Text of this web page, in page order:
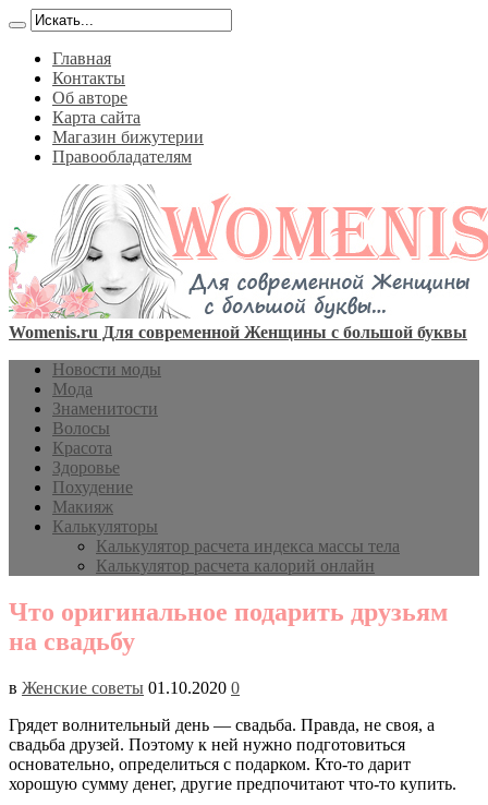
Главная
Контакты
Об авторе
Карта сайта
Магазин бижутерии
Правообладателям
Womenis.ru Для современной Женщины с большой буквы
Новости моды
Мода
Знаменитости
Волосы
Красота
Здоровье
Похудение
Макияж
Калькуляторы
Калькулятор расчета индекса массы тела
Калькулятор расчета калорий онлайн
Что оригинальное подарить друзьям
на свадьбу
в Женские советы 01.10.2020 0
Грядет волнительный день — свадьба. Правда, не своя, а
свадьба друзей. Поэтому к ней нужно подготовиться
основательно, определиться с подарком. Кто-то дарит
хорошую сумму денег, другие предпочитают что-то купить.